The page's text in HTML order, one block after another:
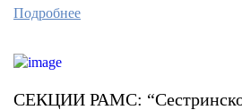
Подробнее
СЕКЦИИ РАМС: